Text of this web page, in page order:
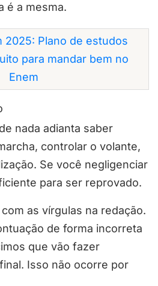
é a mesma.
2025: Plano de estudos
para mandar bem no
Enem
nada adianta saber
controlar o volante,
Se você negligenciar
para ser reprovado.
as vírgulas na redação.
de forma incorreta
que vão fazer
Isso não ocorre por